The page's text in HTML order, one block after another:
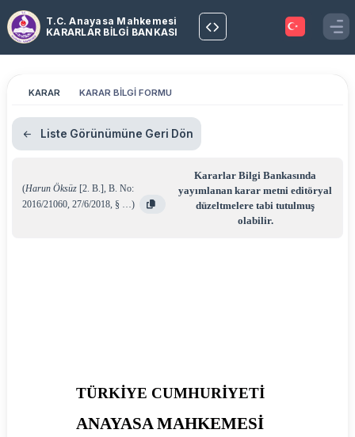
T.C. Anayasa Mahkemesi
KARARLAR BİLGİ BANKASI
KARAR KARAR BİLGİ FORMU
Liste Görünümüne Geri Dön
(Harun Öksüz [2. B.], B. No:
2016/21060, 27/6/2018, § …)
Kararlar Bilgi Bankasında
yayımlanan karar metni editöryal
düzeltmelere tabi tutulmuş
olabilir.